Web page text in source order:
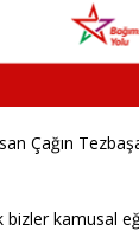
Çağın
bizler kamusal